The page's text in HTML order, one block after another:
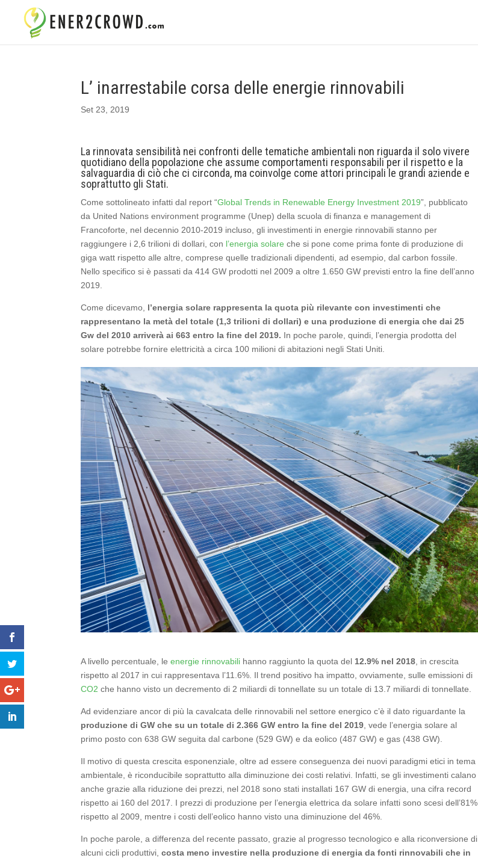
L’ inarrestabile corsa delle energie rinnovabili
Set 23, 2019
La rinnovata sensibilità nei confronti delle tematiche ambientali non riguarda il solo vivere
quotidiano della popolazione che assume comportamenti responsabili per il rispetto e la
salvaguardia di ciò che ci circonda, ma coinvolge come attori principali le grandi aziende e
soprattutto gli Stati.
Come sottolineato infatti dal report “Global Trends in Renewable Energy Investment 2019”, pubblicato
da United Nations environment programme (Unep) della scuola di finanza e management di
Francoforte, nel decennio 2010-2019 incluso, gli investimenti in energie rinnovabili stanno per
raggiungere i 2,6 trilioni di dollari, con l’energia solare che si pone come prima fonte di produzione di
giga watt rispetto alle altre, comprese quelle tradizionali dipendenti, ad esempio, dal carbon fossile.
Nello specifico si è passati da 414 GW prodotti nel 2009 a oltre 1.650 GW previsti entro la fine dell’anno
2019.
Come dicevamo, l’energia solare rappresenta la quota più rilevante con investimenti che
rappresentano la metà del totale (1,3 trilioni di dollari) e una produzione di energia che dai 25
Gw del 2010 arriverà ai 663 entro la fine del 2019. In poche parole, quindi, l’energia prodotta del
solare potrebbe fornire elettricità a circa 100 milioni di abitazioni negli Stati Uniti.
A livello percentuale, leenergie rinnovabili hanno raggiunto la quota del 12.9% nel 2018 , in crescita
rispetto al 2017 in cui rappresentava l’11.6%. Il trend positivo ha impatto, ovviamente, sulle emissioni di
CO2 che hanno visto un decremento di 2 miliardi di tonnellate su un totale di 13.7 miliardi di tonnellate.
Ad evidenziare ancor di più la cavalcata delle rinnovabili nel settore energico c’è il dato riguardante la
produzione di GW che su un totale di 2.366 GW entro la fine del 2019 , vede l’energia solare al
primo posto con 638 GW seguita dal carbone (529 GW) e da eolico (487 GW) e gas (438 GW).
Il motivo di questa crescita esponenziale, oltre ad essere conseguenza dei nuovi paradigmi etici in tema
ambientale, è riconducibile soprattutto alla diminuzione dei costi relativi. Infatti, se gli investimenti calano
anche grazie alla riduzione dei prezzi, nel 2018 sono stati installati 167 GW di energia, una cifra record
rispetto ai 160 del 2017. I prezzi di produzione per l’energia elettrica da solare infatti sono scesi dell’81%
rispetto al 2009, mentre i costi dell’eolico hanno visto una diminuzione del 46%.
In poche parole, a differenza del recente passato, grazie al progresso tecnologico e alla riconversione di
alcuni cicli produttivi,costa meno investire nella produzione di energia da fonti rinnovabili che in